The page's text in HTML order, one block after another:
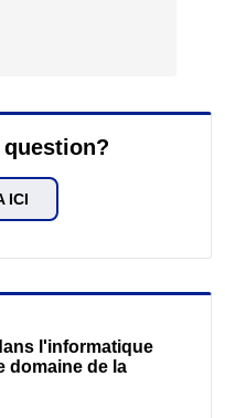
question?
ICI
l'informatique
domaine de la